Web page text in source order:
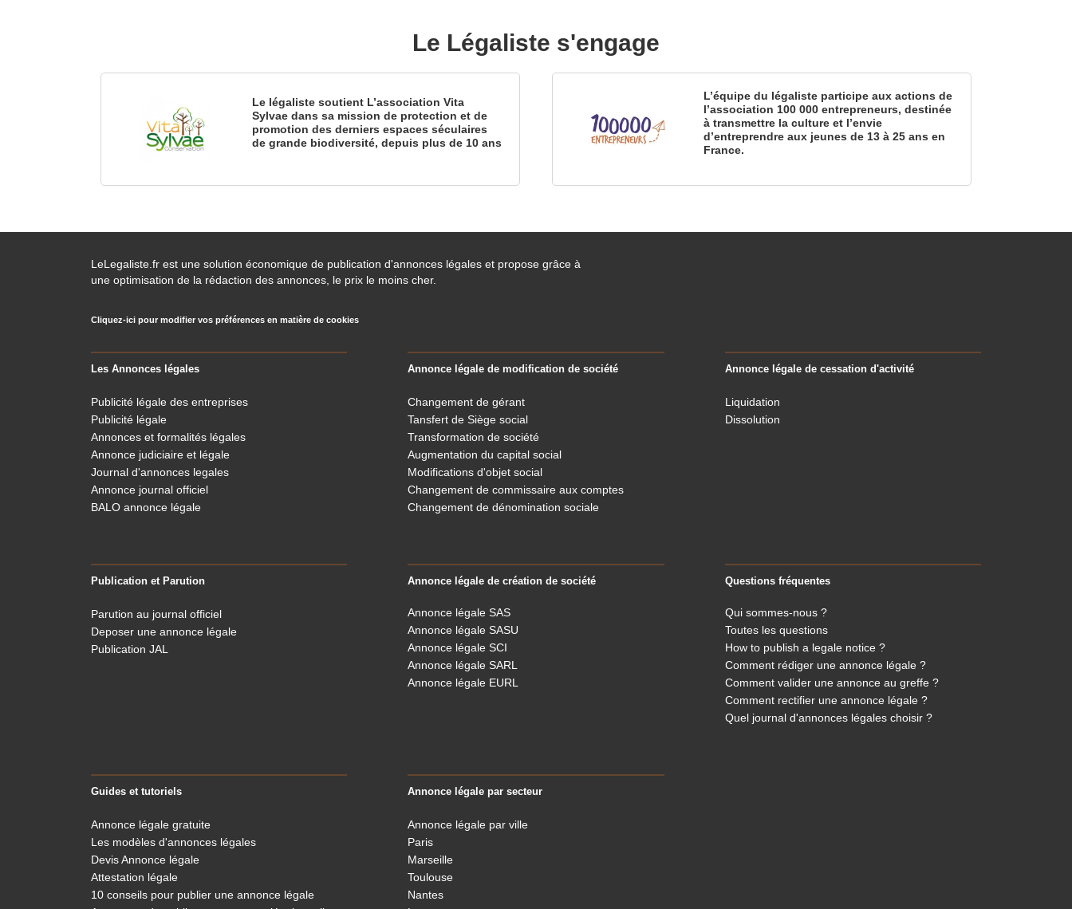
Le Légaliste
On a attendu d'être sûrs que le contenu de ce site vous intéresse
avant de vous déranger, mais on aimerait bien vous
accompagner pendant votre visite...
C'est OK pour vous ?
Le Légaliste s'engage
Le légaliste soutient L’association Vita
Sylvae dans sa mission de protection et de
promotion des derniers espaces séculaires
de grande biodiversité, depuis plus de 10 ans
L’équipe du légaliste participe aux actions de
l’association 100 000 entrepreneurs, destinée
à transmettre la culture et l’envie
d’entreprendre aux jeunes de 13 à 25 ans en
France.
LeLegaliste.fr est une solution économique de publication d'annonces légales et propose grâce à
une optimisation de la rédaction des annonces, le prix le moins cher.
Cliquez-ici pour modifier vos préférences en matière de cookies
Les Annonces légales
Publicité légale des entreprises
Publicité légale
Annonces et formalités légales
Annonce judiciaire et légale
Journal d'annonces legales
Annonce journal officiel
BALO annonce légale
Annonce légale de modification de société
Changement de gérant
Tansfert de Siège social
Transformation de société
Augmentation du capital social
Modifications d'objet social
Changement de commissaire aux comptes
Changement de dénomination sociale
Annonce légale de cessation d'activité
Liquidation
Dissolution
Publication et Parution
Parution au journal officiel
Deposer une annonce légale
Publication JAL
Annonce légale de création de société
Annonce légale SAS
Annonce légale SASU
Annonce légale SCI
Annonce légale SARL
Annonce légale EURL
Questions fréquentes
Qui sommes-nous ?
Toutes les questions
How to publish a legale notice ?
Comment rédiger une annonce légale ?
Comment valider une annonce au greffe ?
Comment rectifier une annonce légale ?
Quel journal d'annonces légales choisir ?
Guides et tutoriels
Annonce légale gratuite
Les modèles d'annonces légales
Devis Annonce légale
Attestation légale
10 conseils pour publier une annonce légale
Annonce légale par secteur
Annonce légale par ville
Paris
Marseille
Toulouse
Nantes